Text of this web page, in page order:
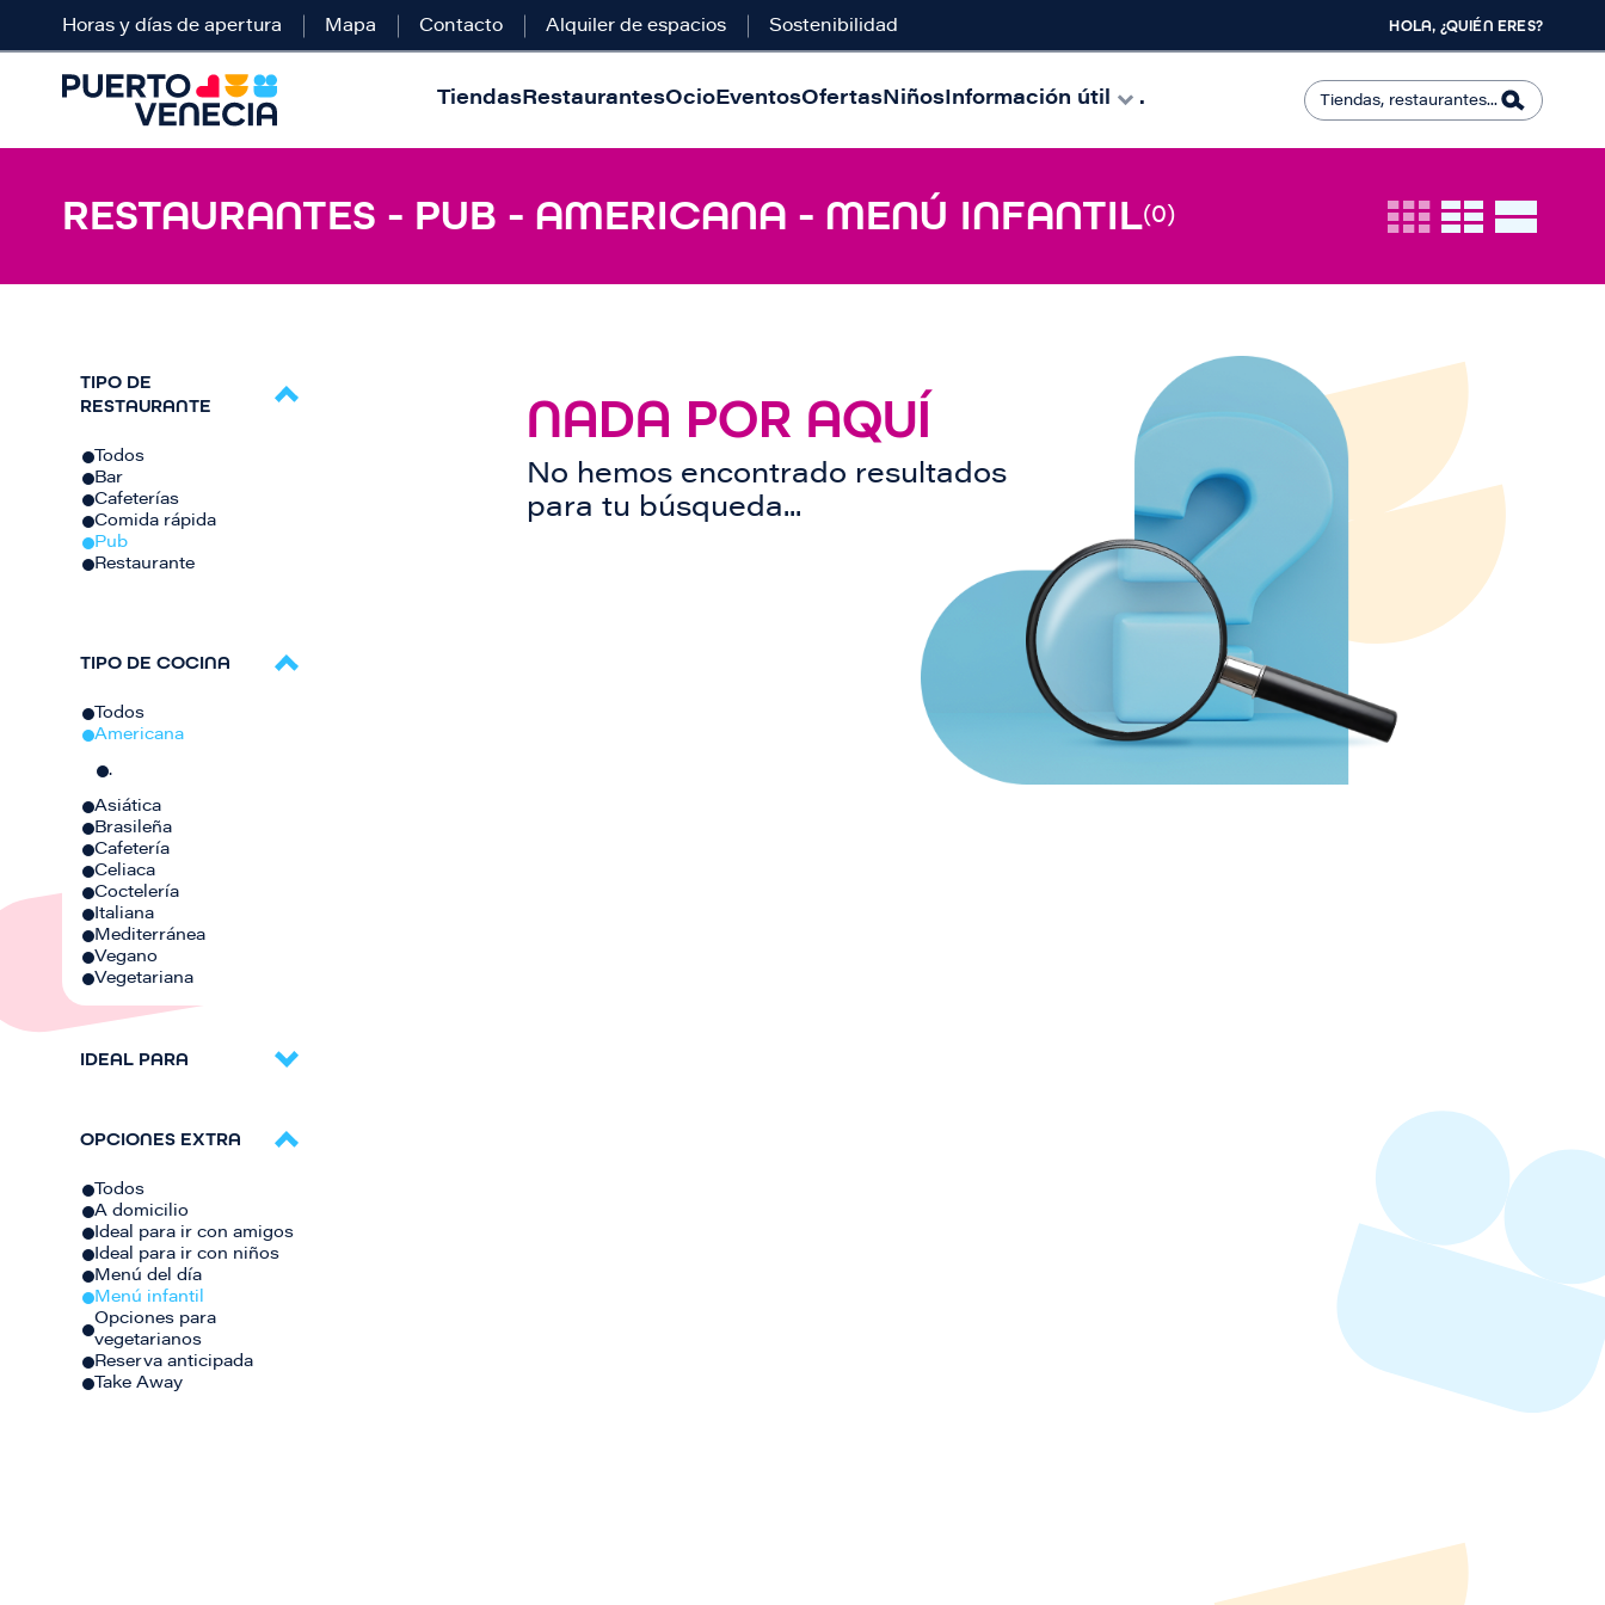
Horas y días de apertura Mapa Contacto Alquiler de espacios Sostenibilidad HOLA, ¿QUIÉN ERES?
TiendasRestaurantesOcioEventosOfertasNiñosInformación útil .
RESTAURANTES - PUB - AMERICANA - MENÚ INFANTIL(0)
TIPO DE
RESTAURANTE
Todos
Bar
Cafeterías
Comida rápida
Pub
Restaurante
TIPO DE COCINA
Todos
Americana
.
Asiática
Brasileña
Cafetería
Celiaca
Coctelería
Italiana
Mediterránea
Vegano
Vegetariana
IDEAL PARA
OPCIONES EXTRA
Todos
A domicilio
Ideal para ir con amigos
Ideal para ir con niños
Menú del día
Menú infantil
Opciones para
vegetarianos
Reserva anticipada
Take Away
NADA POR AQUÍ
No hemos encontrado resultados
para tu búsqueda...